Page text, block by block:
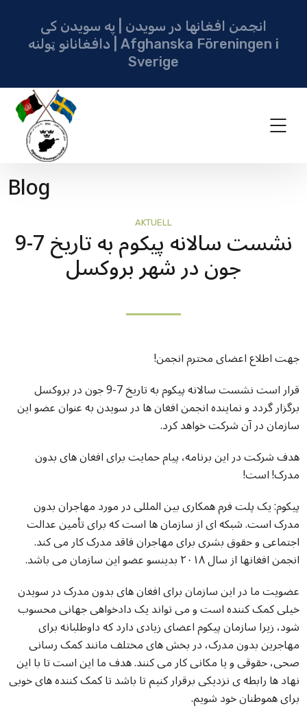
انجمن افغانها در سویدن | په سویدن کی
دافغانانو ټولنه | Afghanska Föreningen i
Sverige
Blog
AKTUELL نشست سالانه پیکوم به تاریخ 7-9
جون در شهر بروکسل
جهت اطلاع اعضای محترم انجمن!
قرار است نشست سالانه پیکوم به تاریخ7-9 جون در بروکسل
برگزار گردد و نماینده انجمن افغان ها در سویدن به عنوان عضو این
سازمان در آن شرکت خواهد کرد.
هدف شرکت در این برنامه، پیام حمایت برای افغان های بدون
مدرک!است!
پیکوم:یک پلت فرم همکاری بین المللی در مورد مهاجران بدون
مدرک است.شبکه ای از سازمان ها است که برای تأمین عدالت
اجتماعی و حقوق بشری برای مهاجران فاقد مدرک کار می کند.
انجمن افغانها از سال ۲۰۱۸ بدینسو عضو این سازمان می باشد
.
عضویت ما در این سازمان برای افغان های بدون مدرک در سویدن
خیلی کمک کننده است و می تواند یک دادخواهی جهانی محسوب
شود، زیرا سازمان پیکوم اعضای زیادی دارد که داوطلبانه برای
مهاجرین بدون مدرک، در بخش های مختلف مانند کمک رسانی
صحی، حقوقی و یا مکانی کار می کنند.هدف ما این است تا با این
نهاد ها رابطه ی نزدیکی برقرار کنیم تا باشد تا کمک کننده های خوبی
برای هموطنان خود شویم.